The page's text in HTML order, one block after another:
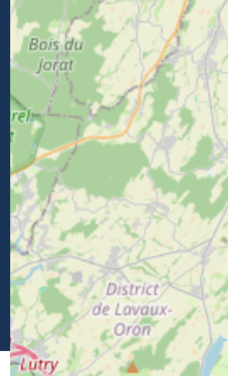
Reizen naar Morzine
VOLG ONS
Volg ons op Facebook
Volg ons op Instagram
Volg ons op Youtube
Volg ons op Tiktok
NEWSLETTER
Blijf op de hoogte van evenementen, nieuws en tips in
Nieuwsbrief
BrochuresPerszaal
Classificatie van gemeubileerde accommodatie
Leden
Juridische informatie-Privacybeleid -Kaart- Mijn cookies bewerken
-
Made with byIRIS Interactive
Deze site wordt beschermd door reCAPTCHA. Google's
privacybeleid
en
gebruiksvoorwaardenzijn van toepassing.